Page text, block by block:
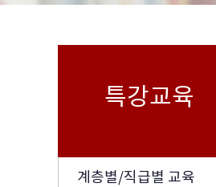
특강교육
계층별/직급별 교육